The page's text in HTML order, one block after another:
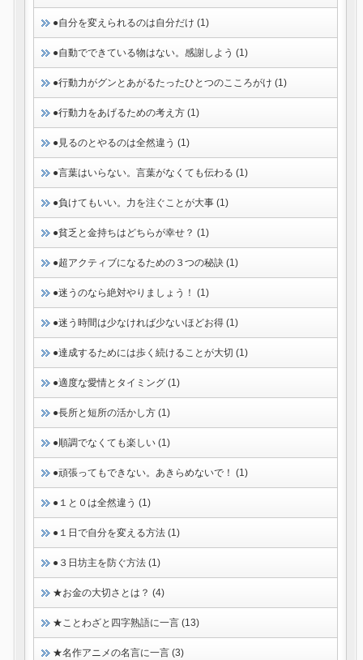
●自分を変えられるのは自分だけ (1)
●自動でできている物はない。感謝しよう (1)
●行動力がグンとあがるたったひとつのこころがけ (1)
●行動力をあげるための考え方 (1)
●見るのとやるのは全然違う (1)
●言葉はいらない。言葉がなくても伝わる (1)
●負けてもいい。力を注ぐことが大事 (1)
●貧乏と金持ちはどちらが幸せ？ (1)
●超アクティブになるための３つの秘訣 (1)
●迷うのなら絶対やりましょう！ (1)
●迷う時間は少なければ少ないほどお得 (1)
●達成するためには歩く続けることが大切 (1)
●適度な愛情とタイミング (1)
●長所と短所の活かし方 (1)
●順調でなくても楽しい (1)
●頑張ってもできない。あきらめないで！ (1)
●１と０は全然違う (1)
●１日で自分を変える方法 (1)
●３日坊主を防ぐ方法 (1)
★お金の大切さとは？ (4)
★ことわざと四字熟語に一言 (13)
★名作アニメの名言に一言 (3)